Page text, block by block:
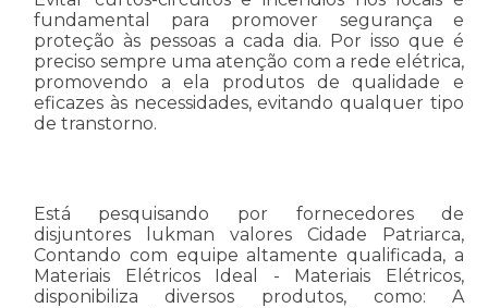
fundamental para promover segurança e
proteção às pessoas a cada dia. Por isso que é
preciso sempre uma atenção com a rede elétrica,
promovendo a ela produtos de qualidade e
eficazes às necessidades, evitando qualquer tipo
de transtorno.
Está pesquisando por fornecedores de
disjuntores lukman valores Cidade Patriarca,
Contando com equipe altamente qualificada, a
Materiais Elétricos Ideal - Materiais Elétricos,
disponibiliza diversos produtos, como: A